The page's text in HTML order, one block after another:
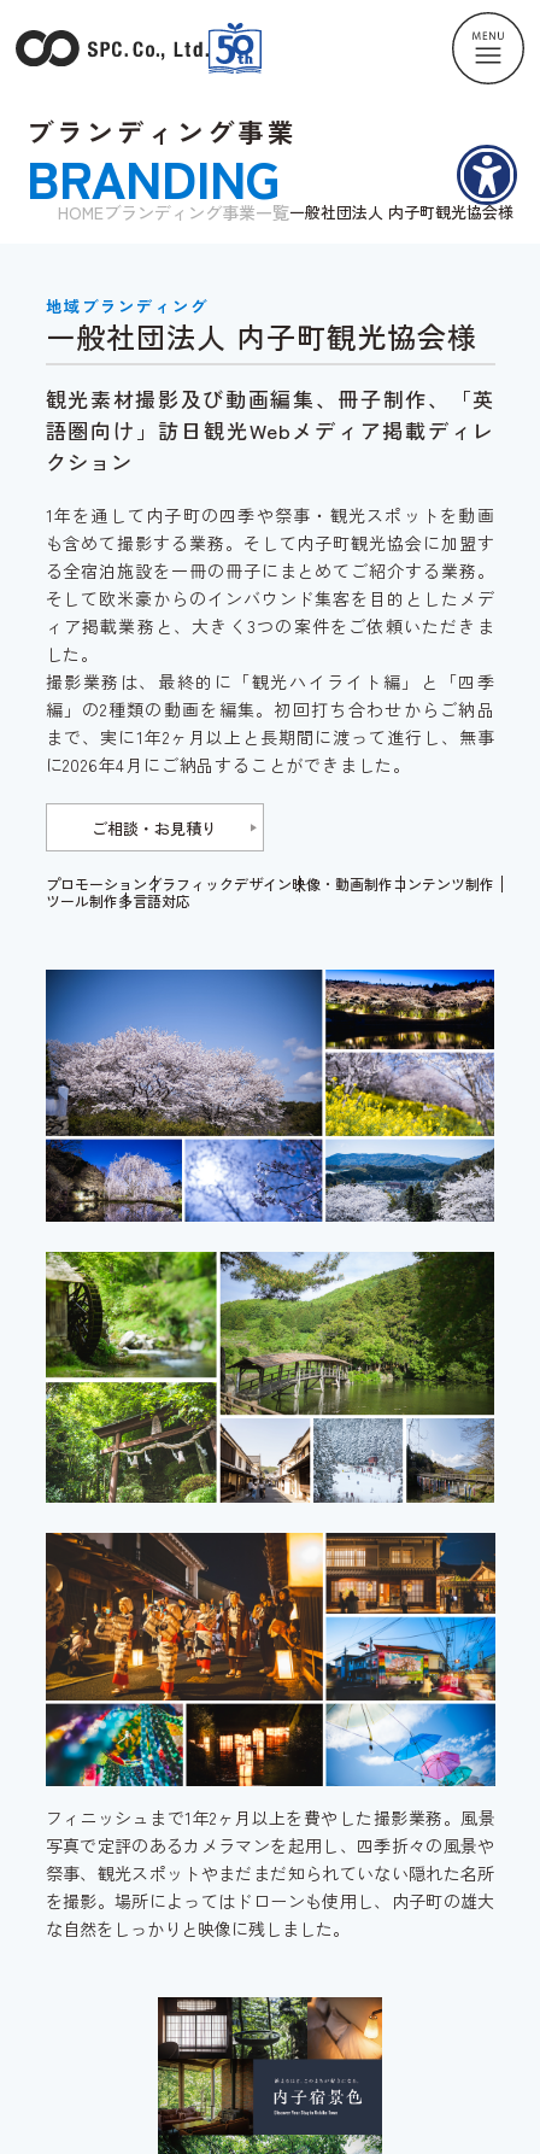
ブランディング事業
BRANDING
HOMEブランディング事業一覧一般社団法人 内子町観光協会様
地域ブランディング
一般社団法人 内子町観光協会様
観光素材撮影及び動画編集、冊子制作、「英
語圏向け」訪日観光Webメディア掲載ディレ
クション
1年を通して内子町の四季や祭事・観光スポットを動画
も含めて撮影する業務。そして内子町観光協会に加盟す
る全宿泊施設を一冊の冊子にまとめてご紹介する業務。
そして欧米豪からのインバウンド集客を目的としたメデ
ィア掲載業務と、大きく3つの案件をご依頼いただきま
した。
撮影業務は、最終的に「観光ハイライト編」と「四季
編」の2種類の動画を編集。初回打ち合わせからご納品
まで、実に1年2ヶ月以上と長期間に渡って進行し、無事
に2026年4月にご納品することができました。
ご相談・お見積り
プロモーショングラフィックデザイン映像・動画制作コンテンツ制作
ツール制作多言語対応
フィニッシュまで1年2ヶ月以上を費やした撮影業務。風景
写真で定評のあるカメラマンを起用し、四季折々の風景や
祭事、観光スポットやまだまだ知られていない隠れた名所
を撮影。場所によってはドローンも使用し、内子町の雄大
な自然をしっかりと映像に残しました。